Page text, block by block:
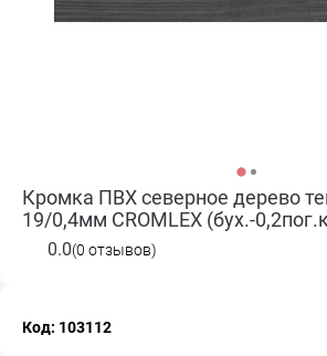
Кромка ПВХ северное дерево
19/0,4мм CROMLEX (бух.-
0.0(0 отзывов)
Код: 103112